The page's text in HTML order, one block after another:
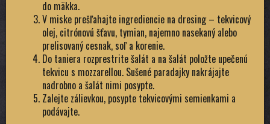
do mäkka.
V miske prešľahajte ingrediencie na dresing – tekvicový
olej, citrónovú šťavu, tymian, najemno nasekaný alebo
prelisovaný cesnak, soľ a korenie.
Do taniera rozprestrite šalát a na šalát položte upečenú
tekvicu s mozzarellou. Sušené paradajky nakrájajte
nadrobno a šalát nimi posypte.
Zalejte zálievkou, posypte tekvicovými semienkami a
podávajte.